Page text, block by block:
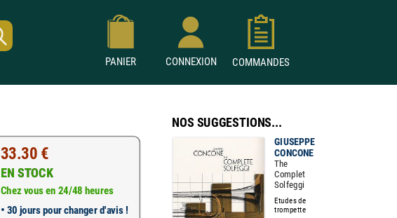
PANIER CONNEXION COMMANDES
33.30 €
EN STOCK
Chez vous en 24/48 heures
• 30 jours pour changer d'avis !
NOS SUGGESTIONS...
GIUSEPPE
CONCONE
The
Complet
Solfeggi
Etudes de
trompette